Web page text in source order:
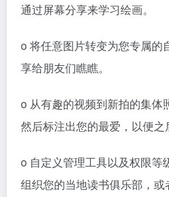
通过屏幕分享来学习绘画。
o 将任意图片转变为您专属的
享给朋友们瞧瞧。
o 从有趣的视频到新拍的集体
然后标注出您的最爱，以便之
o 自定义管理工具以及权限等
组织您的当地读书俱乐部，